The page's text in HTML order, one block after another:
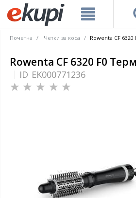
Почетна Четки за коса Rowenta CF
Rowenta CF 6320 F0
ID EK000771236